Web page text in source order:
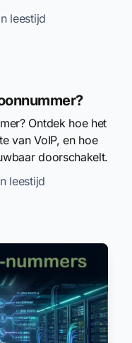
leestijd
Ontdek hoe het
van VoIP, en hoe
doorschakelt.
leestijd